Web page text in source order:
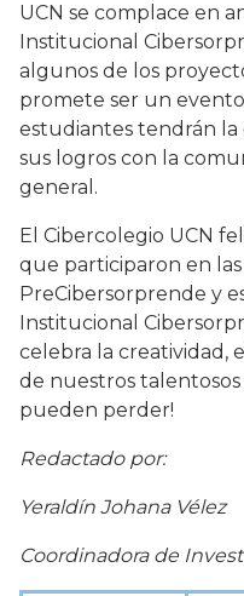
UCN se complace en
Institucional
algunos de los
promete ser un
estudiantes tendrán
sus logros con la
general.
El Cibercolegio UCN
que participaron en las
PreCibersorprende y
Institucional
celebra la creatividad,
de nuestros talentosos
pueden perder!
Redactado por:
Yeraldín Johana Vélez
Coordinadora de